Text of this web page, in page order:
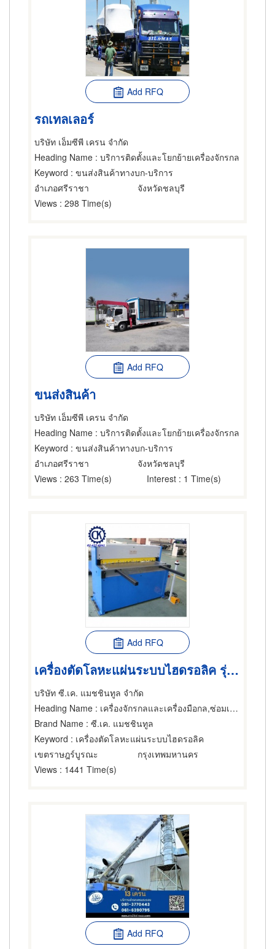
Add RFQ
รถเทลเลอร์
บริษัท เอ็มซีพี เครน จำกัด
Heading Name : บริการติดตั้งและโยกย้ายเครื่องจักรกล
Keyword : ขนส่งสินค้าทางบก-บริการ
อำเภอศรีราชา
จังหวัดชลบุรี
Views : 298 Time(s)
Add RFQ
ขนส่งสินค้า
บริษัท เอ็มซีพี เครน จำกัด
Heading Name : บริการติดตั้งและโยกย้ายเครื่องจักรกล
Keyword : ขนส่งสินค้าทางบก-บริการ
อำเภอศรีราชา
จังหวัดชลบุรี
Views : 263 Time(s) Interest : 1 Time(s)
Add RFQ
เครื่องตัดโลหะแผ่นระบบไฮดรอลิค รุ่น THS1320x3.2
บริษัท ซี.เค. แมชชินทูล จำกัด
Heading Name : เครื่องจักรกลและเครื่องมือกล,ซ่อมเครื่องจักรกล,บริการติดตั้งและโยกย้ายเครื่องจักรกล
Brand Name : ซี.เค. แมชชินทูล
Keyword : เครื่องตัดโลหะแผ่นระบบไฮดรอลิค
เขตราษฎร์บูรณะ
กรุงเทพมหานคร
Views : 1441 Time(s)
Add RFQ